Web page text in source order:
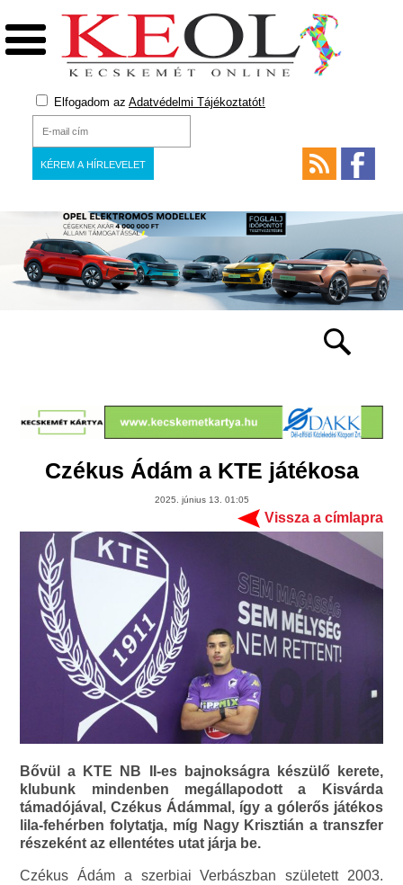
Elfogadom az Adatvédelmi Tájékoztatót!
Czékus Ádám a KTE játékosa
2025. június 13. 01:05
Vissza a címlapra
Bővül a KTE NB II-es bajnokságra készülő kerete,
klubunk mindenben megállapodott a Kisvárda
támadójával, Czékus Ádámmal, így a gólerős játékos
lila-fehérben folytatja, míg Nagy Krisztián a transzfer
részeként az ellentétes utat járja be.
Czékus Ádám a szerbiai Verbászban született 2003.